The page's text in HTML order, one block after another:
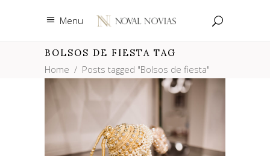
Menu
BOLSOS DE FIESTA TAG
Home / Posts tagged "Bolsos de fiesta"